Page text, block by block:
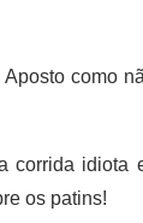
como
idiota
os patins!